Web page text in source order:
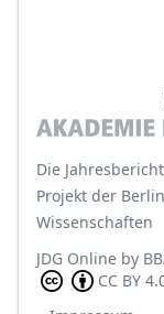
Die
Projekt der
Wissenschaften
JDG Online by
CC BY